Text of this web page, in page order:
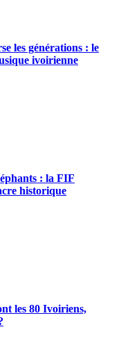
les générations : le
ivoirienne
: la FIF
historique
les 80 Ivoiriens,